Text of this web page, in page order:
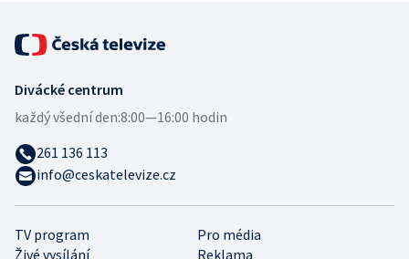
TV program
Pro média
Živé vysílání
Reklama
Divácké centrum
každý všední den:8:00—16:00 hodin
261 136 113
info@ceskatelevize.cz